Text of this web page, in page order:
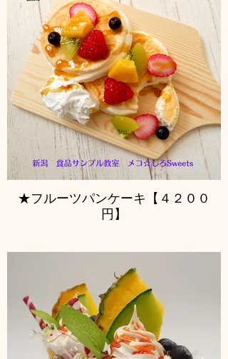
★フルーツパンケーキ【４２００
円】